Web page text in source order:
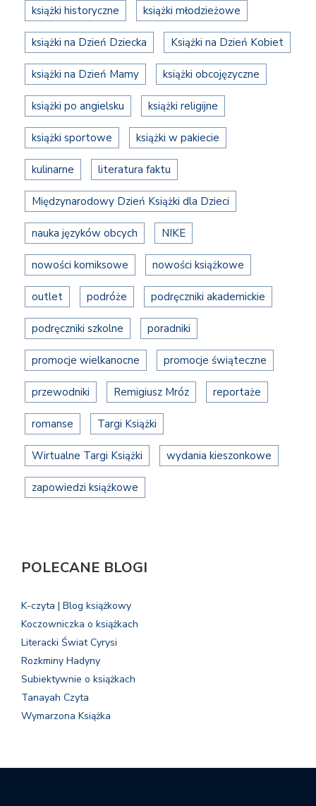
książki historyczne książki młodzieżowe
książki na Dzień Dziecka Książki na Dzień Kobiet
książki na Dzień Mamy książki obcojęzyczne
książki po angielsku książki religijne
książki sportowe książki w pakiecie
kulinarne literatura faktu
Międzynarodowy Dzień Książki dla Dzieci
nauka języków obcych NIKE
nowości komiksowe nowości książkowe
outlet podróże podręczniki akademickie
podręczniki szkolne poradniki
promocje wielkanocne promocje świąteczne
przewodniki Remigiusz Mróz reportaże
romanse Targi Książki
Wirtualne Targi Książki wydania kieszonkowe
zapowiedzi książkowe
POLECANE BLOGI
K-czyta | Blog książkowy
Koczowniczka o książkach
Literacki Świat Cyrysi
Rozkminy Hadyny
Subiektywnie o książkach
Tanayah Czyta
Wymarzona Książka